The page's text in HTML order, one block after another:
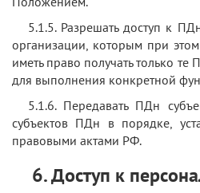
5.1.5. Разрешать доступ к
организации, которым при
иметь право получать только
для выполнения конкретной
5.1.6. Передавать ПДн
субъектов ПДн в порядке,
правовыми актами РФ.
6. Доступ к